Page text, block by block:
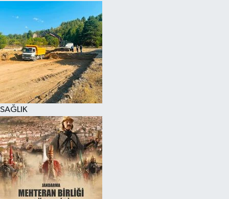
SAĞLIK
YAŞAM